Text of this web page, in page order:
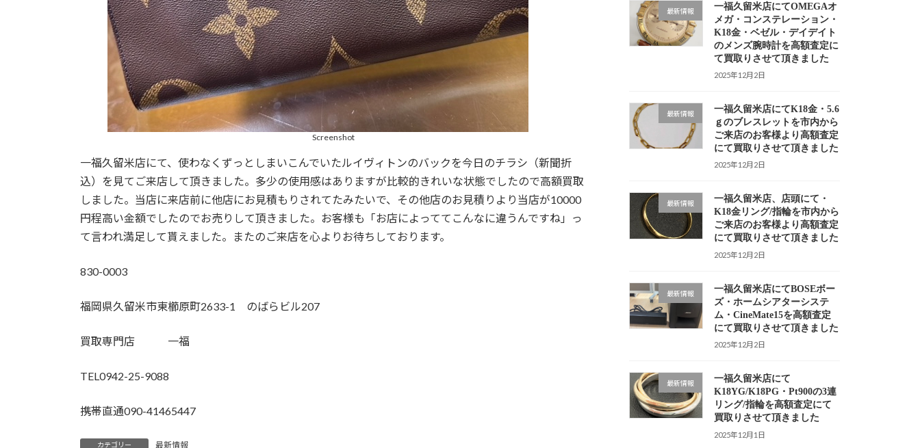
Screenshot
一福久留米店にて、使わなくずっとしまいこんでいたルイヴィトンのバックを今日のチラシ（新聞折
込）を見てご来店して頂きました。多少の使用感はありますが比較的きれいな状態でしたので高額買取
しました。当店に来店前に他店にお見積もりされてたみたいで、その他店のお見積りより当店が10000
円程高い金額でしたのでお売りして頂きました。お客様も「お店によっててこんなに違うんですね」っ
て言われ満足して貰えました。またのご来店を心よりお待ちしております。
830-0003
福岡県久留米市東櫛原町2633-1 のばらビル207
買取専門店 一福
TEL0942-25-9088
携帯直通090-41465447
カテゴリー 最新情報
最新情報
一福久留米店にてOMEGAオ
メガ・コンステレーション・
K18金・ベゼル・デイデイト
のメンズ腕時計を高額査定に
て買取りさせて頂きました
2025年12月2日
最新情報
一福久留米店にてK18金・5.6
ｇのブレスレットを市内から
ご来店のお客様より高額査定
にて買取りさせて頂きました
2025年12月2日
最新情報
一福久留米店、店頭にて・
K18金リング/指輪を市内から
ご来店のお客様より高額査定
にて買取りさせて頂きました
2025年12月2日
最新情報
一福久留米店にてBOSEボー
ズ・ホームシアターシステ
ム・CineMate15を高額査定
にて買取りさせて頂きました
2025年12月2日
最新情報
一福久留米店にて
K18YG/K18PG・Pt900の3連
リング/指輪を高額査定にて
買取りさせて頂きました
2025年12月1日